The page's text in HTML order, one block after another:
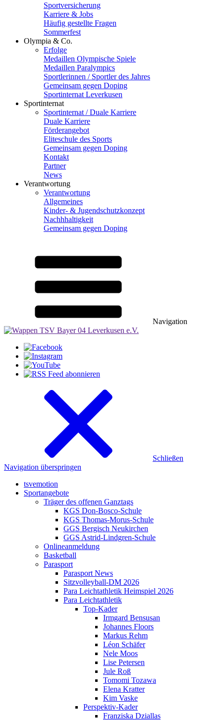
Sportversicherung
Karriere & Jobs
Häufig gestellte Fragen
Sommerfest
Olympia & Co.
Erfolge
Medaillen Olympische Spiele
Medaillen Paralympics
Sportlerinnen / Sportler des Jahres
Gemeinsam gegen Doping
Sportinternat Leverkusen
Sportinternat
Sportinternat / Duale Karriere
Duale Karriere
Förderangebot
Eliteschule des Sports
Gemeinsam gegen Doping
Kontakt
Partner
News
Verantwortung
Verantwortung
Allgemeines
Kinder- & Jugendschutzkonzept
Nachhhaltigkeit
Gemeinsam gegen Doping
Navigation
Schließen
Navigation überspringen
tsvemotion
Sportangebote
Träger des offenen Ganztags
KGS Don-Bosco-Schule
KGS Thomas-Morus-Schule
GGS Bergisch Neukirchen
GGS Astrid-Lindgren-Schule
Onlineanmeldung
Basketball
Parasport
Parasport News
Sitzvolleyball-DM 2026
Para Leichtathletik Heimspiel 2026
Para Leichtathletik
Top-Kader
Irmgard Bensusan
Johannes Floors
Markus Rehm
Léon Schäfer
Nele Moos
Lise Petersen
Jule Roß
Tomomi Tozawa
Elena Kratter
Kim Vaske
Perspektiv-Kader
Franziska Dziallas